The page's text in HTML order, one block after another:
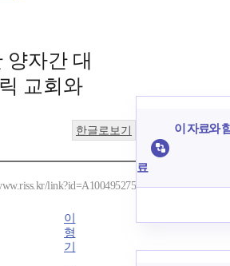
양자간 대
교회와
한글로보기
link?id=A100495275
이
형
기
이 자료와
료